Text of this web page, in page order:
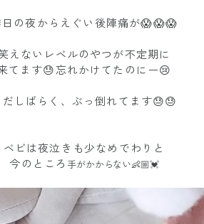
日の夜からえぐい後陣痛が😱😱😱
えないレベルのやつが不定期に
てます😓忘れかけてたのにー😢
だしばらく、ぶっ倒れてます😓😓
ベビは夜泣きも少なめでわりと
今のところ 手がかからない👶🏼💓